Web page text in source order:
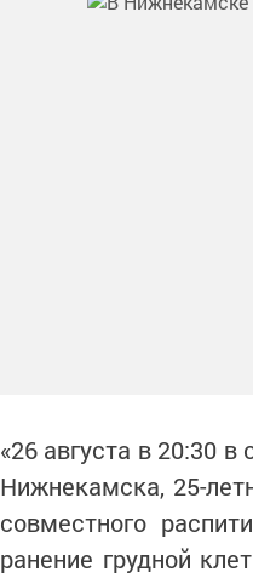
«26 августа в 20:30
Нижнекамска, 25-
совместного
ранение грудной